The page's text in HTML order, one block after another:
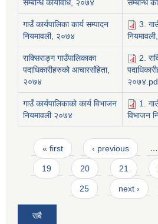
सम्बन्धि कार्यविधि, २०७४
सम्बन्धि
गाउँ कार्यपालिका कार्य सम्पादन
नियमावली, २०७४
3.
राक्सिराङ्ग गाउँपालिकाका
पदाधिकारीहरुको आचारसंहिता,
२०७४
2.
गाउँ कार्यपालिकाको कार्य विभाजन
नियमावली २०७४
1.
विभाजन
Pages
« first ‹ previous …
19 20 21
25 next ›
सबै